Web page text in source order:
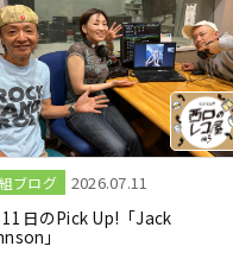
ブログ 2026.07.11
日のPick Up!「Jack
」